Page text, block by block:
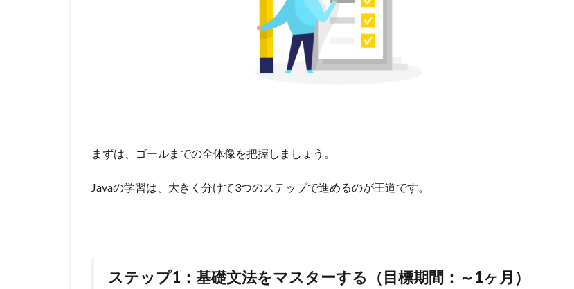
まずは、ゴールまでの全体像を把握しましょう。
Javaの学習は、大きく分けて3つのステップで進めるのが王道です。
ステップ1：基礎文法をマスターする（目標期間：～1ヶ月）